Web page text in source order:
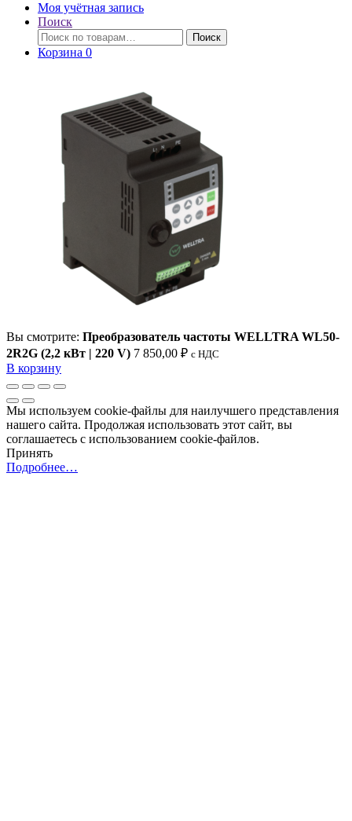
Моя учётная запись
Поиск
Искать:
Поиск
Корзина 0
Вы смотрите: Преобразователь частоты WELLTRA WL50-
2R2G (2,2 кВт | 220 V) 7 850,00 ₽ c НДС
В корзину
Мы используем cookie-файлы для наилучшего представления
нашего сайта. Продолжая использовать этот сайт, вы
соглашаетесь с использованием cookie-файлов.
Принять
Подробнее…